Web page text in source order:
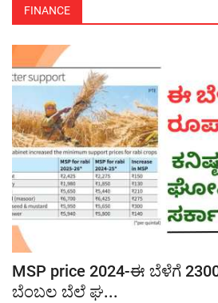
Bele sala manna list-ಕರ್ನಾಟಕದಲ್ಲಿ ಇಲ್ಲಿಯವರೆಗೂ ಯಾರಿಗೆಲ್ಲಾ ಎಷ್ಟು ಸಾಲ ಮನ್ನಾ ಆಗಿದೆ ಹೀಗೆ ಚೆಕ್ ಮಾಡಿ
Bele vime-ಈ ಜಿಲ್ಲೆಯ 2.03 ಲಕ್ಷ ರೈತರಿಗೆ 76.94 ಕೋಟಿ ಬೆಳೆವಿಮೆ ಹಣ ಜಮಾ, ನಿಮ್ಮ ಜಮಾ ಸ್ಟೇಟಸ್ ಚೆಕ್ ಮಾಡುವ ಡೈರೆಕ್ಟ್ ಲಿಂಕ್
FID-ಸರ್ಕಾರದ ಸಬ್ಸಿಡಿ ಸವಲತ್ತು,ಬೆಳೆಸಾಲ ಹಾಗೂ ಬೆಳೆವಿಮೆಗೆ ಎಫ್ ಐಡಿ ಕಡ್ಡಾಯ,ಆಧಾರ್ ನಂಬರ್ ಹಾಕಿ ನಿಮ್ಮ FID ತಿಳಿದುಕೊಳ್ಳಿ
International millet mela-2025-ಇಂದಿನಿಂದ ಮೂರು ದಿನಗಳ ಅಂತರಾಷ್ಟ್ರೀಯ ಸಾವಯವ ಮತ್ತು ಸಿರಿಧಾನ್ಯ ಮೇಳ-2025
Cancelled ration card list-ರದ್ದಾದ ರೇಷನ್ ಕಾರ್ಡ್ ಪಟ್ಟಿ ಬಿಡುಗಡೆ,ಈ ಪಟ್ಟಿಯಲ್ಲಿರುವವರಿಗಿಲ್ಲ ಅನ್ನಭಾಗ್ಯ ಅಕ್ಕಿ,ಗೃಹಲಕ್ಷ್ಮಿ ಹಣ
Yashsvini yojane 2025-5 ಲಕ್ಷದವರೆಗೆ ಉಚಿತ ಚಿಕಿತ್ಸೆಯ ಯಶಸ್ವಿನಿ ಯೋಜನೆಗೆ ಜನೇವರಿ 31 ಕೊನೆಯ ದಿನಾಂಕ,ನಿಮ್ಮ ಅರ್ಜಿ ಹೀಗೆ ಸಲ್ಲಿಸಿ
Union budget 2025-ಕೇಂದ್ರ ಬಜೇಟ್ 2025ರಲ್ಲಿ ಪಿಎಂ ಕಿಸಾನ್ ಹಣ ಹೆಚ್ಚಳ ಸೇರಿದಂತೆ ರೈತರಿಗೆ ಸಿಗಲಿವೆ ಈ ಕೊಡುಗೆಗಳು
FINANCE
MSP price 2024-ಈ ಬೆಳೆಗೆ
ಬೆಂಬಲ ಬೆಲೆ ಘ...